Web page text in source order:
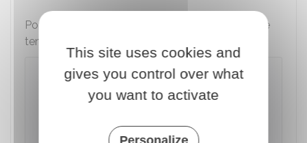
Pour savoir si votre commune est située en zone
tendue, vous pouvez utiliser ce simulateur :
Savoir si un logement est situé en
zone tendue (préavis du locataire et
encadrement des loyers)
Accéder au Simulateur
This site uses cookies and
gives you control over what
you want to activate
Personalize